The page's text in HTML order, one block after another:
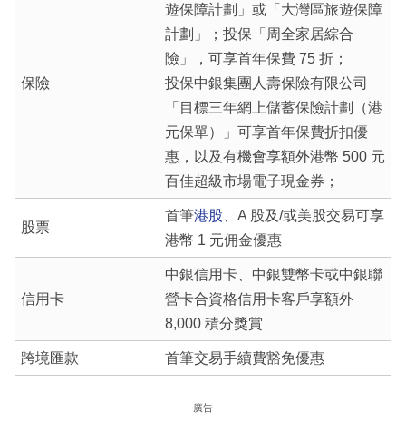
保險
遊保障計劃」或「大灣區旅遊保障
計劃」；投保「周全家居綜合
險」，可享首年保費 75 折；
投保中銀集團人壽保險有限公司
「目標三年網上儲蓄保險計劃（港
元保單）」可享首年保費折扣優
惠，以及有機會享額外港幣 500 元
百佳超級市場電子現金券；
股票
首筆港股 、A 股及/或美股交易可享
港幣 1 元佣金優惠
信用卡
中銀信用卡、中銀雙幣卡或中銀聯
營卡合資格信用卡客戶享額外
8,000 積分獎賞
跨境匯款 首筆交易手續費豁免優惠
廣告